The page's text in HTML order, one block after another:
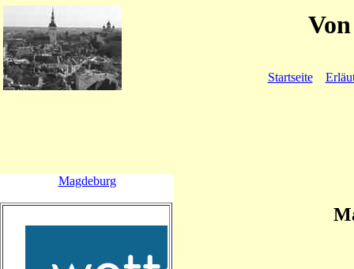
Startseite
Magdeburg